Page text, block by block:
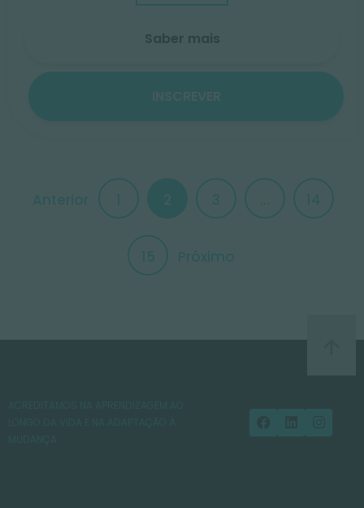
Saber mais
INSCREVER
Anterior 1 2 3 … 14
15 Próximo